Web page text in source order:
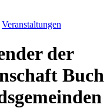
Veranstaltungen
der
Buch